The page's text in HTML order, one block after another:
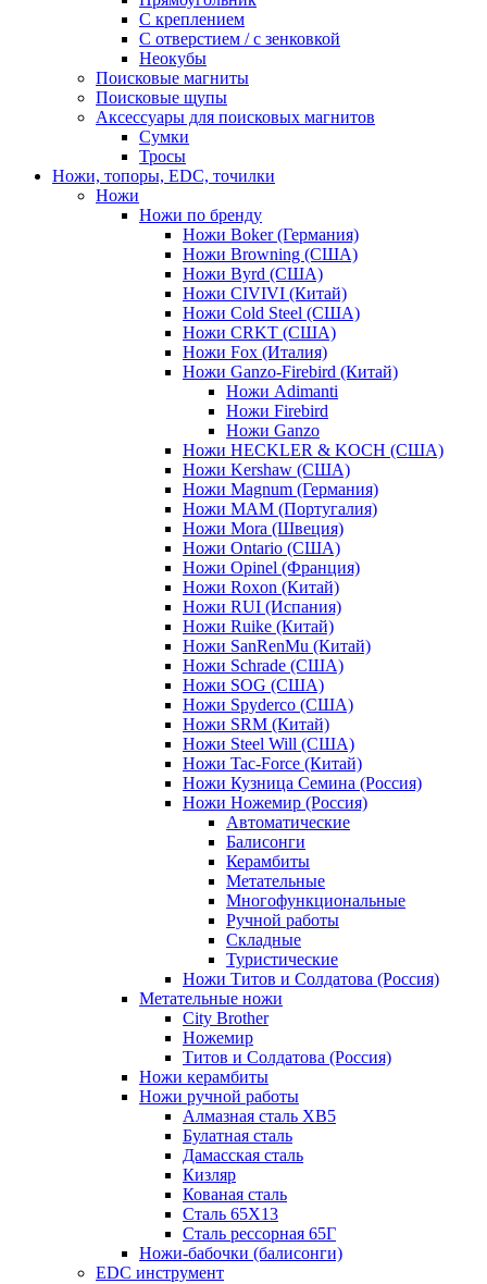
С креплением
С отверстием / с зенковкой
Неокубы
Поисковые магниты
Поисковые щупы
Аксессуары для поисковых магнитов
Сумки
Тросы
Ножи, топоры, EDC, точилки
Ножи
Ножи по бренду
Ножи Boker (Германия)
Ножи Browning (США)
Ножи Byrd (США)
Ножи CIVIVI (Китай)
Ножи Cold Steel (США)
Ножи CRKT (США)
Ножи Fox (Италия)
Ножи Ganzo-Firebird (Китай)
Ножи Adimanti
Ножи Firebird
Ножи Ganzo
Ножи HECKLER & KOCH (США)
Ножи Kershaw (США)
Ножи Magnum (Германия)
Ножи MAM (Португалия)
Ножи Mora (Швеция)
Ножи Ontario (США)
Ножи Opinel (Франция)
Ножи Roxon (Китай)
Ножи RUI (Испания)
Ножи Ruike (Китай)
Ножи SanRenMu (Китай)
Ножи Schrade (США)
Ножи SOG (США)
Ножи Spyderco (США)
Ножи SRM (Китай)
Ножи Steel Will (США)
Ножи Tac-Force (Китай)
Ножи Кузница Семина (Россия)
Ножи Ножемир (Россия)
Автоматические
Балисонги
Керамбиты
Метательные
Многофункциональные
Ручной работы
Складные
Туристические
Ножи Титов и Солдатова (Россия)
Метательные ножи
City Brother
Ножемир
Титов и Солдатова (Россия)
Ножи керамбиты
Ножи ручной работы
Алмазная сталь ХВ5
Булатная сталь
Дамасская сталь
Кизляр
Кованая сталь
Сталь 65Х13
Сталь рессорная 65Г
Ножи-бабочки (балисонги)
EDC инструмент